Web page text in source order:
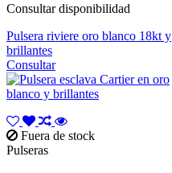
Consultar disponibilidad
Pulsera riviere oro blanco 18kt y
brillantes
Consultar
Fuera de stock
Pulseras